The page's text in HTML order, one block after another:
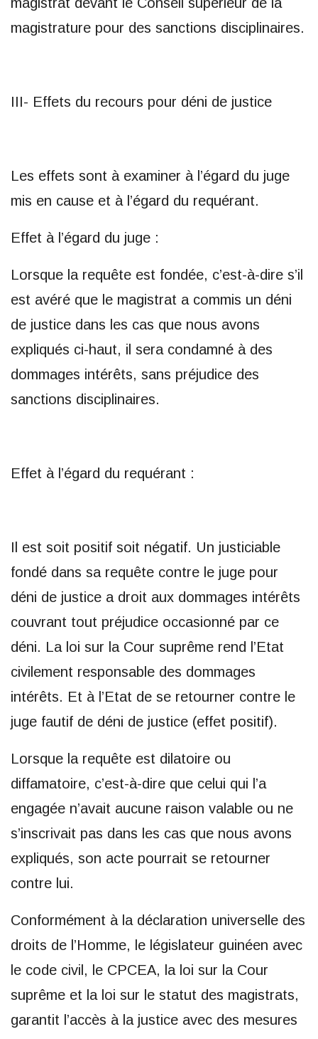
magistrature pour des sanctions disciplinaires.
III- Effets du recours pour déni de justice
Les effets sont à examiner à l’égard du juge
mis en cause et à l’égard du requérant.
Effet à l’égard du juge :
Lorsque la requête est fondée, c’est-à-dire s’il
est avéré que le magistrat a commis un déni
de justice dans les cas que nous avons
expliqués ci-haut, il sera condamné à des
dommages intérêts, sans préjudice des
sanctions disciplinaires.
Effet à l’égard du requérant :
Il est soit positif soit négatif. Un justiciable
fondé dans sa requête contre le juge pour
déni de justice a droit aux dommages intérêts
couvrant tout préjudice occasionné par ce
déni. La loi sur la Cour suprême rend l’Etat
civilement responsable des dommages
intérêts. Et à l’Etat de se retourner contre le
juge fautif de déni de justice (effet positif).
Lorsque la requête est dilatoire ou
diffamatoire, c’est-à-dire que celui qui l’a
engagée n’avait aucune raison valable ou ne
s’inscrivait pas dans les cas que nous avons
expliqués, son acte pourrait se retourner
contre lui.
Conformément à la déclaration universelle des
droits de l’Homme, le législateur guinéen avec
le code civil, le CPCEA, la loi sur la Cour
suprême et la loi sur le statut des magistrats,
garantit l’accès à la justice avec des mesures